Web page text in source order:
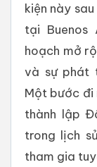
kiện này
tại
hoạch mở
và sự phát
Một bước đi
thành lập
trong lịch
tham gia